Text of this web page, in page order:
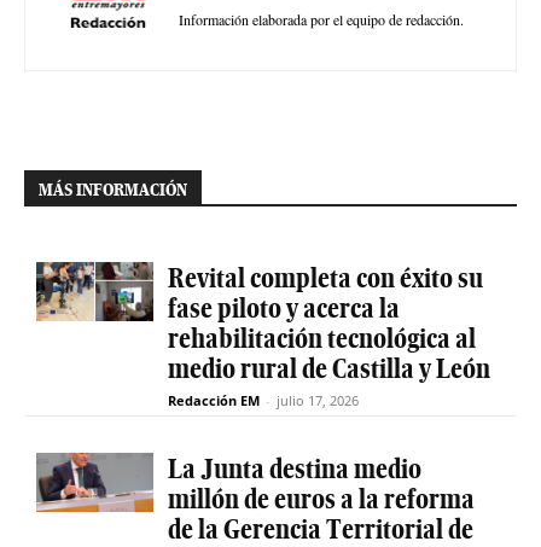
Información elaborada por el equipo de redacción.
MÁS INFORMACIÓN
Revital completa con éxito su
fase piloto y acerca la
rehabilitación tecnológica al
medio rural de Castilla y León
Redacción EM - julio 17, 2026
La Junta destina medio
millón de euros a la reforma
de la Gerencia Territorial de